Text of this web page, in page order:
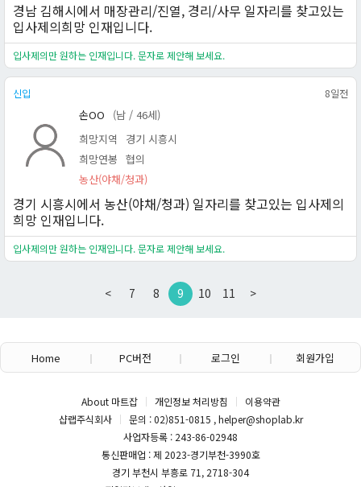
경남 김해시에서 매장관리/진열, 경리/사무 일자리를 찾고있는
입사제의희망 인재입니다.
입사제의만 원하는 인재입니다. 문자로 제안해 보세요.
신입 8일전
손OO
(남 / 46세)
희망지역
경기 시흥시
희망연봉 협의
농산(야채/청과)
경기 시흥시에서 농산(야채/청과) 일자리를 찾고있는 입사제의
희망 인재입니다.
입사제의만 원하는 인재입니다. 문자로 제안해 보세요.
< 7 8 9 10 11 >
Home PC버전 로그인 회원가입
About 마트잡 개인정보 처리방침
이용약관
샵랩주식회사
문의 : 02)851-0815 , helper@shoplab.kr
사업자등록 : 243-86-02948
통신판매업 : 제 2023-경기부천-3990호
경기 부천시 부흥로 71, 2718-304